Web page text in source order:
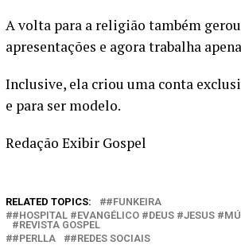
A volta para a religião também
apresentações e agora trabalha
Inclusive, ela criou uma conta
e para ser modelo.
Redação Exibir Gospel
RELATED TOPICS:
#FUNKEIRA
#HOSPITAL #EVANGÉLICO #DEUS #JESUS
#REVISTA GOSPEL
#PERLLA
#REDES SOCIAIS